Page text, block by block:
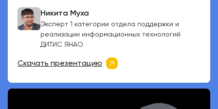
Никита Муха
Эксперт 1 категории отдела поддержки и
реализации информационных технологий
ДИТИС ЯНАО
Скачать презентацию